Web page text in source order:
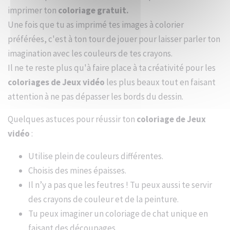
imprimer ton coloriage gratuit.
Une fois que tu as imprimé tes images à colorier
préférées, c'est à ton tour de jouer pour laisser parler ton
imagination avec les couleurs de tes crayons.
Il ne te reste plus qu'à faire place à ta créativité pour les
coloriages de Jeux vidéo les plus beaux tout en faisant
attention à ne pas dépasser les bords du dessin.
Quelques astuces pour réussir ton coloriage de Jeux
vidéo :
Utilise plein de couleurs différentes.
Choisis des mines épaisses.
Il n’y a pas que les feutres ! Tu peux aussi te servir
des crayons de couleur et de la peinture.
Tu peux imaginer un coloriage de chat unique en